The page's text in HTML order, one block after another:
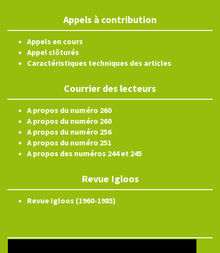
Appels à contribution
Appels en cours
Appel clôturés
Caractéristiques techniques des articles
Courrier des lecteurs
A propos du numéro 260
A propos du numéro 260
A propos du numéro 256
A propos du numéro 251
A propos des numéros 244 et 245
Revue Igloos
Revue Igloos (1960-1985)